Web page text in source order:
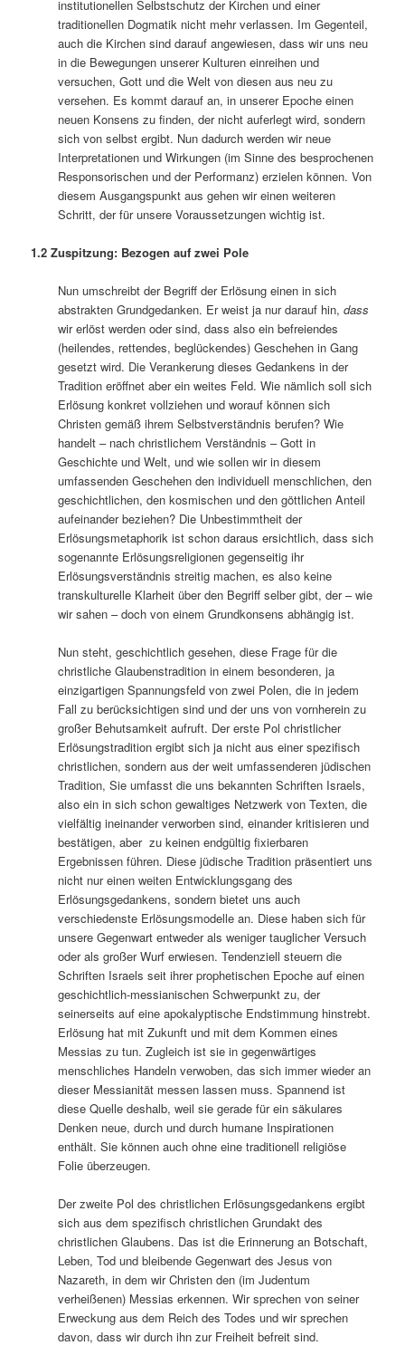
institutionellen Selbstschutz der Kirchen und einer
traditionellen Dogmatik nicht mehr verlassen. Im Gegenteil,
auch die Kirchen sind darauf angewiesen, dass wir uns neu
in die Bewegungen unserer Kulturen einreihen und
versuchen, Gott und die Welt von diesen aus neu zu
versehen. Es kommt darauf an, in unserer Epoche einen
neuen Konsens zu finden, der nicht auferlegt wird, sondern
sich von selbst ergibt. Nun dadurch werden wir neue
Interpretationen und Wirkungen (im Sinne des besprochenen
Responsorischen und der Performanz) erzielen können. Von
diesem Ausgangspunkt aus gehen wir einen weiteren
Schritt, der für unsere Voraussetzungen wichtig ist.
1.2 Zuspitzung: Bezogen auf zwei Pole
Nun umschreibt der Begriff der Erlösung einen in sich
abstrakten Grundgedanken. Er weist ja nur darauf hin,dass
wir erlöst werden oder sind, dass also ein befreiendes
(heilendes, rettendes, beglückendes) Geschehen in Gang
gesetzt wird. Die Verankerung dieses Gedankens in der
Tradition eröffnet aber ein weites Feld. Wie nämlich soll sich
Erlösung konkret vollziehen und worauf können sich
Christen gemäß ihrem Selbstverständnis berufen? Wie
handelt – nach christlichem Verständnis – Gott in
Geschichte und Welt, und wie sollen wir in diesem
umfassenden Geschehen den individuell menschlichen, den
geschichtlichen, den kosmischen und den göttlichen Anteil
aufeinander beziehen? Die Unbestimmtheit der
Erlösungsmetaphorik ist schon daraus ersichtlich, dass sich
sogenannte Erlösungsreligionen gegenseitig ihr
Erlösungsverständnis streitig machen, es also keine
transkulturelle Klarheit über den Begriff selber gibt, der – wie
wir sahen – doch von einem Grundkonsens abhängig ist.
Nun steht, geschichtlich gesehen, diese Frage für die
christliche Glaubenstradition in einem besonderen, ja
einzigartigen Spannungsfeld von zwei Polen, die in jedem
Fall zu berücksichtigen sind und der uns von vornherein zu
großer Behutsamkeit aufruft. Der erste Pol christlicher
Erlösungstradition ergibt sich ja nicht aus einer spezifisch
christlichen, sondern aus der weit umfassenderen jüdischen
Tradition, Sie umfasst die uns bekannten Schriften Israels,
also ein in sich schon gewaltiges Netzwerk von Texten, die
vielfältig ineinander verworben sind, einander kritisieren und
bestätigen, aber zu keinen endgültig fixierbaren
Ergebnissen führen. Diese jüdische Tradition präsentiert uns
nicht nur einen weiten Entwicklungsgang des
Erlösungsgedankens, sondern bietet uns auch
verschiedenste Erlösungsmodelle an. Diese haben sich für
unsere Gegenwart entweder als weniger tauglicher Versuch
oder als großer Wurf erwiesen. Tendenziell steuern die
Schriften Israels seit ihrer prophetischen Epoche auf einen
geschichtlich-messianischen Schwerpunkt zu, der
seinerseits auf eine apokalyptische Endstimmung hinstrebt.
Erlösung hat mit Zukunft und mit dem Kommen eines
Messias zu tun. Zugleich ist sie in gegenwärtiges
menschliches Handeln verwoben, das sich immer wieder an
dieser Messianität messen lassen muss. Spannend ist
diese Quelle deshalb, weil sie gerade für ein säkulares
Denken neue, durch und durch humane Inspirationen
enthält. Sie können auch ohne eine traditionell religiöse
Folie überzeugen.
Der zweite Pol des christlichen Erlösungsgedankens ergibt
sich aus dem spezifisch christlichen Grundakt des
christlichen Glaubens. Das ist die Erinnerung an Botschaft,
Leben, Tod und bleibende Gegenwart des Jesus von
Nazareth, in dem wir Christen den (im Judentum
verheißenen) Messias erkennen. Wir sprechen von seiner
Erweckung aus dem Reich des Todes und wir sprechen
davon, dass wir durch ihn zur Freiheit befreit sind.